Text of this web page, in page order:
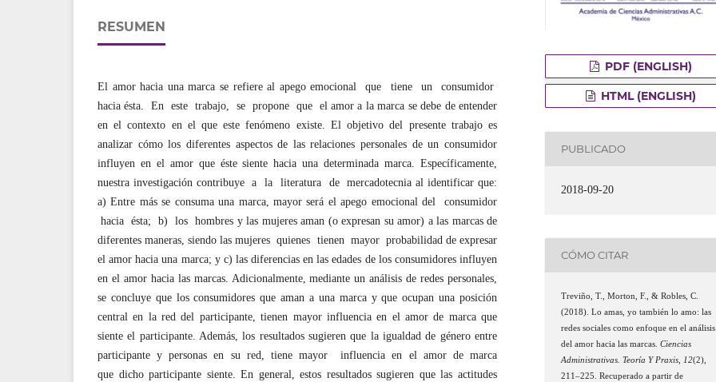
RESUMEN
El amor hacia una marca se refiere al apego emocional que tiene un consumidor
hacia ésta. En este trabajo, se propone que el amor a la marca se debe de entender
en el contexto en el que este fenómeno existe. El objetivo del presente trabajo es
analizar cómo los diferentes aspectos de las relaciones personales de un consumidor
influyen en el amor que éste siente hacia una determinada marca. Específicamente,
nuestra investigación contribuye a la literatura de mercadotecnia al identificar que:
a) Entre más se consuma una marca, mayor será el apego emocional del consumidor
hacia ésta; b) los hombres y las mujeres aman (o expresan su amor) a las marcas de
diferentes maneras, siendo las mujeres quienes tienen mayor probabilidad de expresar
el amor hacia una marca; y c) las diferencias en las edades de los consumidores influyen
en el amor hacia las marcas. Adicionalmente, mediante un análisis de redes personales,
se concluye que los consumidores que aman a una marca y que ocupan una posición
central en la red del participante, tienen mayor influencia en el amor de marca que
siente el participante. Además, los resultados sugieren que la igualdad de género entre
participante y personas en su red, tiene mayor influencia en el amor de marca
que dicho participante siente. En general, estos resultados sugieren que las actitudes
PDF (ENGLISH)
HTML (ENGLISH)
PUBLICADO
2018-09-20
CÓMO CITAR
Treviño, T., Morton, F., & Robles, C.
(2018). Lo amas, yo también lo amo: las
redes sociales como enfoque en el análisis
del amor hacia las marcas.Ciencias
Administrativas. Teoría Y Praxis
12(2),
211–225. Recuperado a partir de